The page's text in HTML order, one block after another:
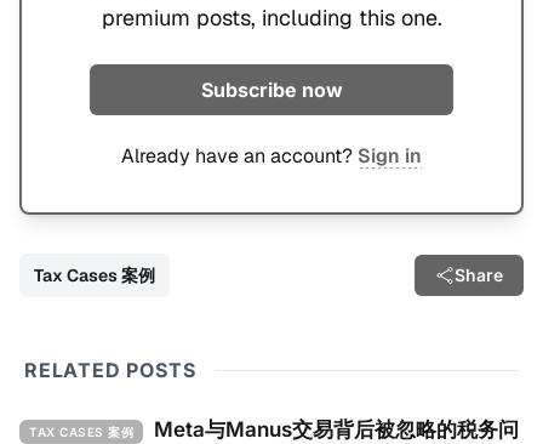
premium posts, including this one.
Subscribe now
Already have an account? Sign in
Tax Cases 案例 Share
RELATED POSTS
TAX CASES 案例
Meta与Manus交易背后被忽略的税务问